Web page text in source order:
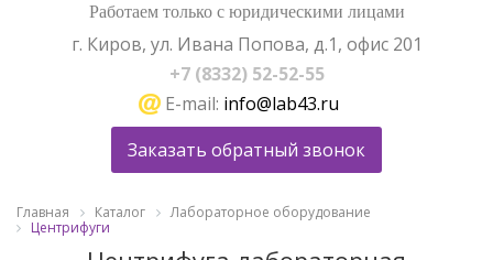
Работаем только с юридическими лицами
г. Киров, ул. Ивана Попова, д.1, офис 201
+7 (8332) 52-52-55
E-mail: info@lab43.ru
Заказать обратный звонок
Главная Каталог
Лабораторное оборудование
Центрифуги